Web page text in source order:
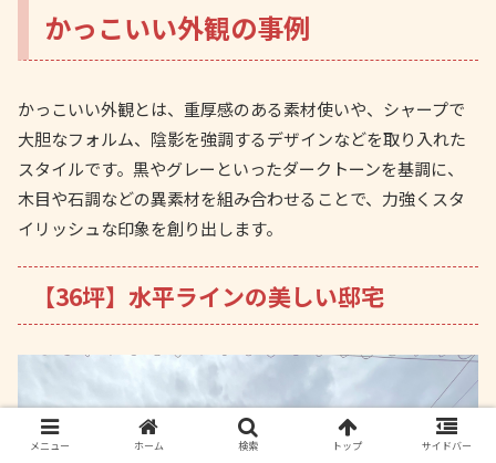
かっこいい外観の事例
かっこいい外観とは、重厚感のある素材使いや、シャープで
大胆なフォルム、陰影を強調するデザインなどを取り入れた
スタイルです。黒やグレーといったダークトーンを基調に、
木目や石調などの異素材を組み合わせることで、力強くスタ
イリッシュな印象を創り出します。
【36坪】水平ラインの美しい邸宅
メニュー ホーム 検索 トップ サイドバー